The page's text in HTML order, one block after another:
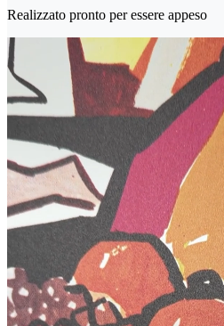
Realizzato pronto per essere appeso